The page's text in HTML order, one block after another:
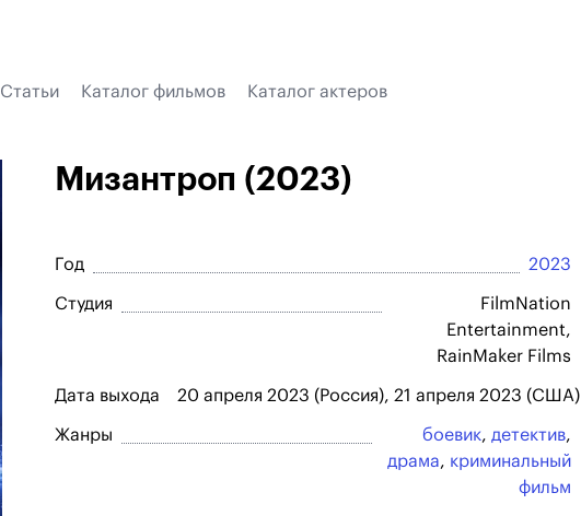
Статьи Каталог фильмов Каталог актеров
Мизантроп (2023)
Год 2023
Студия
FilmNation
Entertainment,
RainMaker Films
Дата выхода 20 апреля 2023 (Россия), 21 апреля 2023 (США)
Жанры боевик, детектив,
драма, криминальный
фильм